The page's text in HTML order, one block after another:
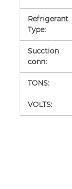
Refrigerant
Type:
Sucction
conn:
TONS:
VOLTS: